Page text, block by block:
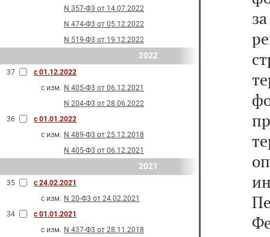
N 357-Ф3 от 14.07.2022
N 474-Ф3 от 05.12.2022
N 519-Ф3 от 19.12.2022
2022
37
с 01.12.2022
с изм. N 405-Ф3 от 06.12.2021
N 204-Ф3 от 28.06.2022
36
с 01.01.2022
с изм. N 489-Ф3 от 25.12.2018
N 405-Ф3 от 06.12.2021
2021
35
с 24.02.2021
с изм. N 20-Ф3 от 24.02.2021
34
с 01.01.2021
с изм. N 437-Ф3 от 28.11.2018